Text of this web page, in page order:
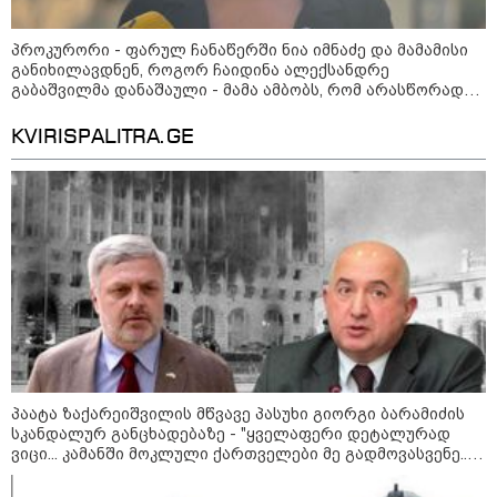
კატეგორიის ყველა სიახლე
პროკურორი - ფარულ ჩანაწერში ნია იმნაძე და მამამისი
განიხილავდნენ, როგორ ჩაიდინა ალექსანდრე
გაბაშვილმა დანაშაული - მამა ამბობს, რომ არასწორად
მოიქცეოდა, თანამედროვე ეპოქაში სხვანაირად ხდება,
KVIRISPALITRA.GE
პაატა ზაქარეიშვილის მწვავე პასუხი გიორგი ბარამიძის
სკანდალურ განცხადებაზე - "ყველაფერი დეტალურად
ვიცი... კამანში მოკლული ქართველები მე გადმოვასვენე...
ბარამიძე კი ტყუის"